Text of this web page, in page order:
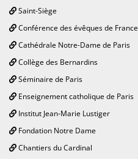
Saint-Siège
Conférence des évêques de France
Cathédrale Notre-Dame de Paris
Collège des Bernardins
Séminaire de Paris
Enseignement catholique de Paris
Institut Jean-Marie Lustiger
Fondation Notre Dame
Chantiers du Cardinal